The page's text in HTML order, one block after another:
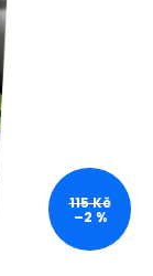
115 Kč
–2 %